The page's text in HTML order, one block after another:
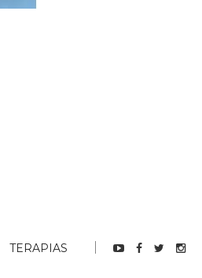
TERAPIAS